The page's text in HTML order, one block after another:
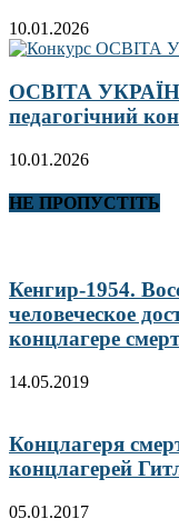
10.01.2026
ОСВІТА
педагогічний
10.01.2026
НЕ ПРОПУСТІТЬ
Кенгир-1954.
человеческое
концлагере
14.05.2019
Концлагеря
концлагерей
05.01.2017